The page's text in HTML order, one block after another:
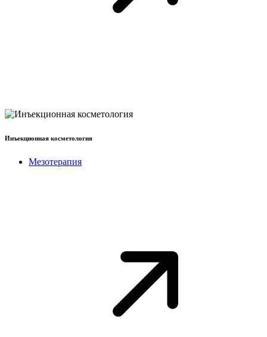
Инъекционная косметология
Мезотерапия